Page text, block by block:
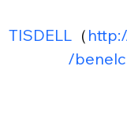
TISDELL （
/